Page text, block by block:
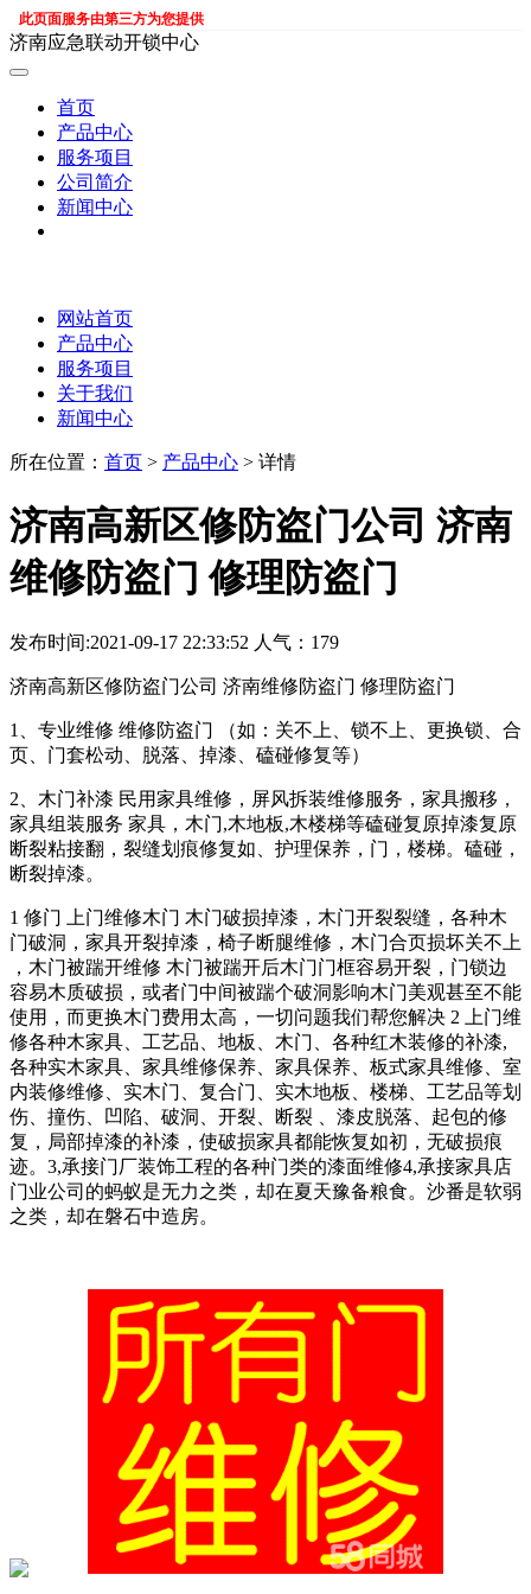
此页面服务由第三方为您提供
济南应急联动开锁中心
首页
产品中心
服务项目
公司简介
新闻中心
网站首页
产品中心
服务项目
关于我们
新闻中心
所在位置： 首页 > 产品中心 > 详情
济南高新区修防盗门公司 济南
维修防盗门 修理防盗门
发布时间:2021-09-17 22:33:52 人气：179
济南高新区修防盗门公司 济南维修防盗门 修理防盗门
1、专业维修 维修防盗门 （如：关不上、锁不上、更换锁、合
页、门套松动、脱落、掉漆、磕碰修复等）
2、木门补漆 民用家具维修，屏风拆装维修服务，家具搬移，
家具组装服务 家具，木门,木地板,木楼梯等磕碰复原掉漆复原
断裂粘接翻，裂缝划痕修复如、护理保养，门，楼梯。磕碰，
断裂掉漆。
1 修门 上门维修木门 木门破损掉漆，木门开裂裂缝，各种木
门破洞，家具开裂掉漆，椅子断腿维修，木门合页损坏关不上
，木门被踹开维修 木门被踹开后木门门框容易开裂，门锁边
容易木质破损，或者门中间被踹个破洞影响木门美观甚至不能
使用，而更换木门费用太高，一切问题我们帮您解决 2 上门维
修各种木家具、工艺品、地板、木门、各种红木装修的补漆,
各种实木家具、家具维修保养、家具保养、板式家具维修、室
内装修维修、实木门、复合门、实木地板、楼梯、工艺品等划
伤、撞伤、凹陷、破洞、开裂、断裂 、漆皮脱落、起包的修
复，局部掉漆的补漆，使破损家具都能恢复如初，无破损痕
迹。3,承接门厂装饰工程的各种门类的漆面维修4,承接家具店
门业公司的蚂蚁是无力之类，却在夏天豫备粮食。沙番是软弱
之类，却在磐石中造房。